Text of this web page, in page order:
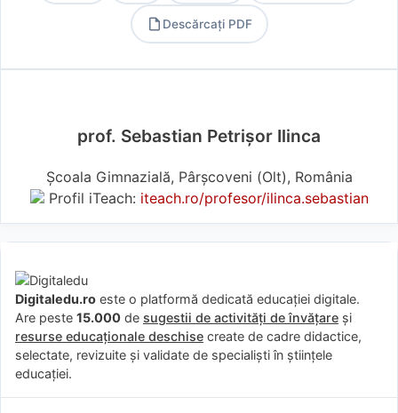
Descărcați PDF
prof. Sebastian Petrișor Ilinca
Școala Gimnazială, Pârșcoveni (Olt), România
Profil iTeach: iteach.ro/profesor/ilinca.sebastian
Digitaledu.ro este o platformă dedicată educației digitale.
Are peste 15.000 de sugestii de activități de învățare și
resurse educaționale deschise create de cadre didactice,
selectate, revizuite și validate de specialiști în științele
educației.